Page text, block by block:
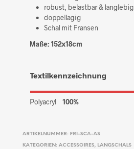
robust, belastbar & langlebig
doppellagig
Schal mit Fransen
Maße: 152x18cm
Textilkennzeichnung
Polyacryl 100%
ARTIKELNUMMER: FRI-SCA-AS
KATEGORIEN: ACCESSOIRES, LANGSCHALS